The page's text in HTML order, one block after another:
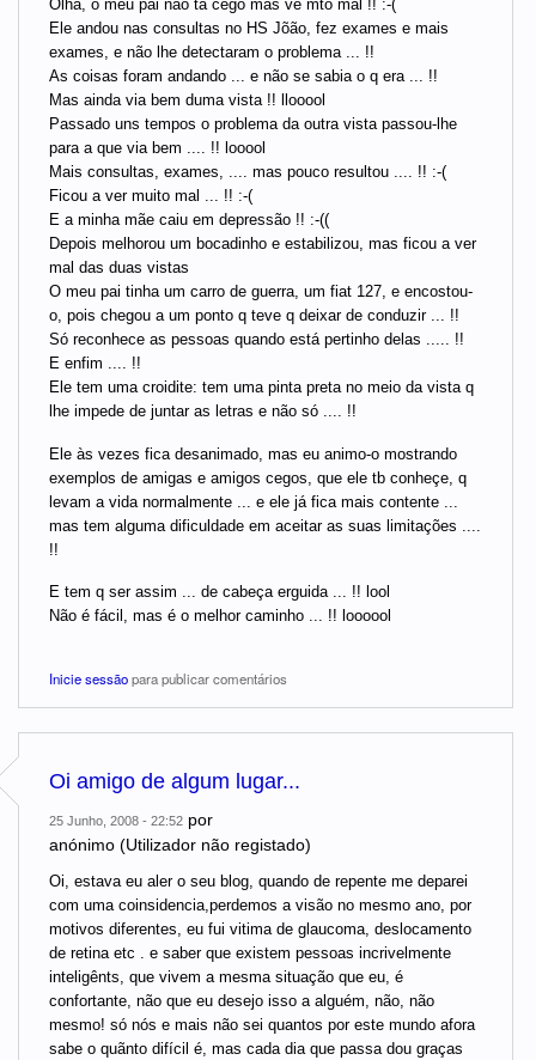
Olha, o meu pai não tá cego mas vê mto mal !! :-(
Ele andou nas consultas no HS Jõão, fez exames e mais
exames, e não lhe detectaram o problema ... !!
As coisas foram andando ... e não se sabia o q era ... !!
Mas ainda via bem duma vista !! llooool
Passado uns tempos o problema da outra vista passou-lhe
para a que via bem .... !! looool
Mais consultas, exames, .... mas pouco resultou .... !! :-(
Ficou a ver muito mal ... !! :-(
E a minha mãe caiu em depressão !! :-((
Depois melhorou um bocadinho e estabilizou, mas ficou a ver
mal das duas vistas
O meu pai tinha um carro de guerra, um fiat 127, e encostou-
o, pois chegou a um ponto q teve q deixar de conduzir ... !!
Só reconhece as pessoas quando está pertinho delas ..... !!
E enfim .... !!
Ele tem uma croidite: tem uma pinta preta no meio da vista q
lhe impede de juntar as letras e não só .... !!
Ele às vezes fica desanimado, mas eu animo-o mostrando
exemplos de amigas e amigos cegos, que ele tb conheçe, q
levam a vida normalmente ... e ele já fica mais contente ...
mas tem alguma dificuldade em aceitar as suas limitações ....
!!
E tem q ser assim ... de cabeça erguida ... !! lool
Não é fácil, mas é o melhor caminho ... !! loooool
Inicie sessãopara publicar comentários
Oi amigo de algum lugar...
25 Junho, 2008 - 22:52 por
anónimo (Utilizador não registado)
Oi, estava eu aler o seu blog, quando de repente me deparei
com uma coinsidencia,perdemos a visão no mesmo ano, por
motivos diferentes, eu fui vitima de glaucoma, deslocamento
de retina etc . e saber que existem pessoas incrivelmente
inteligênts, que vivem a mesma situação que eu, é
confortante, não que eu desejo isso a alguém, não, não
mesmo! só nós e mais não sei quantos por este mundo afora
sabe o quãnto difícil é, mas cada dia que passa dou graças